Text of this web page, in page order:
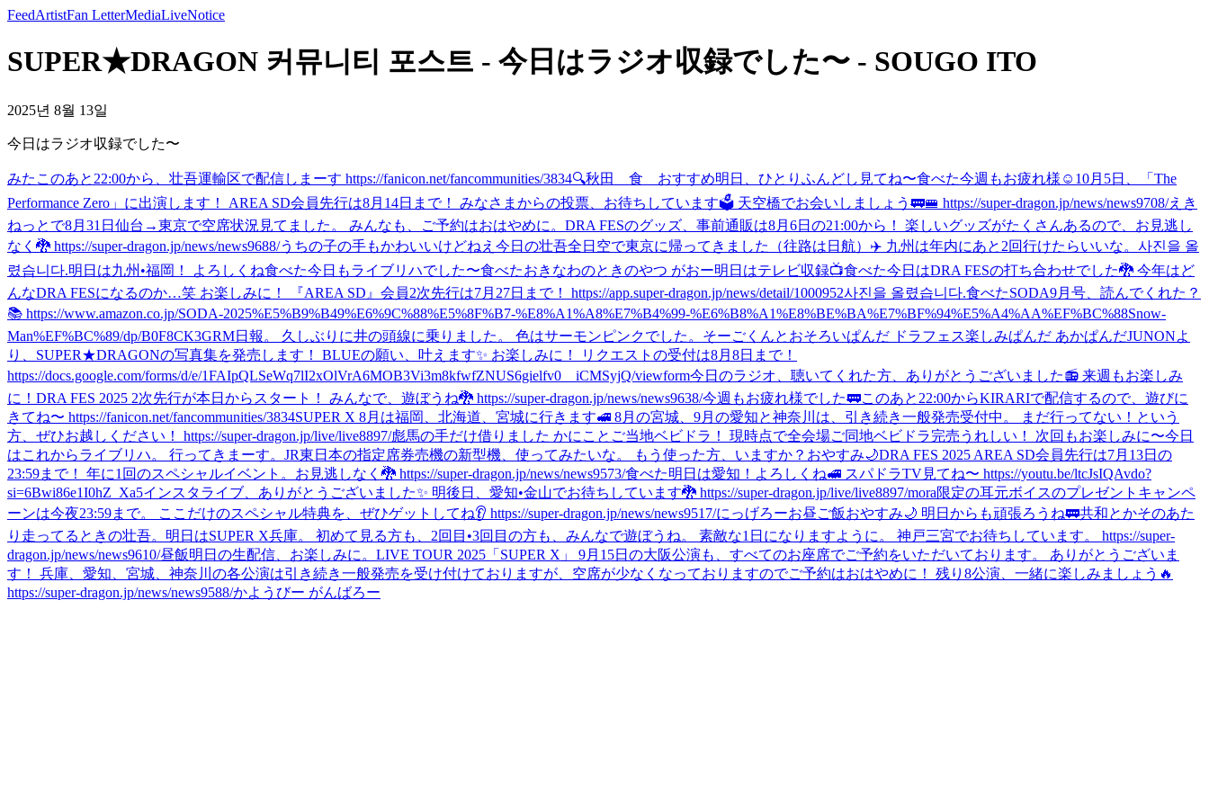
FeedArtistFan LetterMediaLiveNotice
SUPER★DRAGON 커뮤니티 포스트 - 今日はラジオ収録でした〜 - SOUGO ITO
2025년 8월 13일
今日はラジオ収録でした〜
みた このあと22:00から、壮吾運輸区で配信しまーす https://fanicon.net/fancommunities/3834🔍秋田 食 おすすめ明日、ひとりふんどし見てね〜食べた今週もお疲れ様☺️ 10月5日、「The
Performance Zero」に出演します！ AREA SD会員先行は8月14日まで！ みなさまからの投票、お待ちしています🗳️ 天空橋でお会いしましょう🚃🚝 https://super-dragon.jp/news/news9708/えき
ねっとで8月31日仙台→東京で空席状況見てました。 みんなも、ご予約はおはやめに。 DRA FESのグッズ、事前通販は8月6日の21:00から！ 楽しいグッズがたくさんあるので、お見逃し
なく🐉 https://super-dragon.jp/news/news9688/うちの子の手もかわいいけどねえ 今日の壮吾全日空で東京に帰ってきました（往路は日航）✈️ 九州は年内にあと2回行けたらいいな。 사진을 올
렸습니다.明日は九州•福岡！ よろしくね食べた今日もライブリハでした〜食べたおきなわのときのやつ がおー明日はテレビ収録📺食べた今日はDRA FESの打ち合わせでした🐉 今年はど
んなDRA FESになるのか…笑 お楽しみに！ 『AREA SD』会員2次先行は7月27日まで！ https://app.super-dragon.jp/news/detail/1000952사진을 올렸습니다.食べたSODA9月号、読んでくれた？
📚 https://www.amazon.co.jp/SODA-2025%E5%B9%B49%E6%9C%88%E5%8F%B7-%E8%A1%A8%E7%B4%99-%E6%B8%A1%E8%BE%BA%E7%BF%94%E5%A4%AA%EF%BC%88Snow-
Man%EF%BC%89/dp/B0F8CK3GRM日報。 久しぶりに井の頭線に乗りました。 色はサーモンピンクでした。 そーごくんとおそろいぱんだ ドラフェス楽しみぱんだ あかぱんだJUNONよ
り、SUPER★DRAGONの写真集を発売します！ BLUEの願い、叶えます✨ お楽しみに！ リクエストの受付は8月8日まで！
https://docs.google.com/forms/d/e/1FAIpQLSeWq7lI2xOlVrA6MOB3Vi3m8kfwfZNUS6gielfv0__iCMSyjQ/viewform今日のラジオ、聴いてくれた方、ありがとうございました📻 来週もお楽しみ
に！ DRA FES 2025 2次先行が本日からスタート！ みんなで、遊ぼうね🐉 https://super-dragon.jp/news/news9638/今週もお疲れ様でした🚃このあと22:00からKIRARIで配信するので、遊びに
きてね〜 https://fanicon.net/fancommunities/3834SUPER X 8月は福岡、北海道、宮城に行きます🚅 8月の宮城、9月の愛知と神奈川は、引き続き一般発売受付中。 まだ行ってない！という
方、ぜひお越しください！ https://super-dragon.jp/live/live8897/彪馬の手だけ借りました かにことご当地ベビドラ！ 現時点で全会場ご同地ベビドラ完売うれしい！ 次回もお楽しみに〜今日
はこれからライブリハ。 行ってきまーす。 JR東日本の指定席券売機の新型機、使ってみたいな。 もう使った方、いますか？ おやすみ🌙DRA FES 2025 AREA SD会員先行は7月13日の
23:59まで！ 年に1回のスペシャルイベント。お見逃しなく🐉 https://super-dragon.jp/news/news9573/食べた明日は愛知！よろしくね🚅 スパドラTV見てね〜 https://youtu.be/ltcJsIQAvdo?
si=6Bwi86e1I0hZ_Xa5インスタライブ、ありがとうございました✨ 明後日、愛知•金山でお待ちしています🐉 https://super-dragon.jp/live/live8897/mora限定の耳元ボイスのプレゼントキャンペ
ーンは今夜23:59まで。 ここだけのスペシャル特典を、ぜひゲットしてね👂 https://super-dragon.jp/news/news9517/にっげろーお昼ご飯おやすみ🌙 明日からも頑張ろうね🚃共和とかそのあた
り走ってるときの壮吾。 明日はSUPER X兵庫。 初めて見る方も、2回目•3回目の方も、みんなで遊ぼうね。 素敵な1日になりますように。 神戸三宮でお待ちしています。 https://super-
dragon.jp/news/news9610/昼飯明日の生配信、お楽しみに。 LIVE TOUR 2025「SUPER X」 9月15日の大阪公演も、すべてのお座席でご予約をいただいております。 ありがとうございま
す！ 兵庫、愛知、宮城、神奈川の各公演は引き続き一般発売を受け付けておりますが、空席が少なくなっておりますのでご予約はおはやめに！ 残り8公演、一緒に楽しみましょう🔥
https://super-dragon.jp/news/news9588/かようびー がんばろー